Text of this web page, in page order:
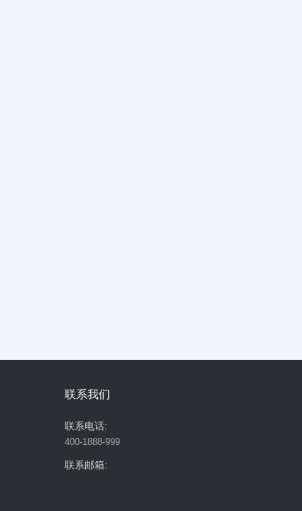
联系我们
联系电话:
400-1888-999
联系邮箱: